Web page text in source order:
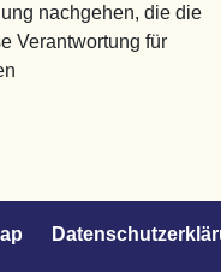
nachgehen, die die
Verantwortung für